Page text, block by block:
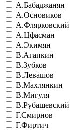
А.Бабаджанян
А.Основиков
А.Флярковский
А.Цфасман
А.Экимян
В.Агапкин
В.Зубков
В.Левашов
В.Махлянкин
В.Мигуля
В.Рубашевский
Г.Смирнов
Г.Фиртич